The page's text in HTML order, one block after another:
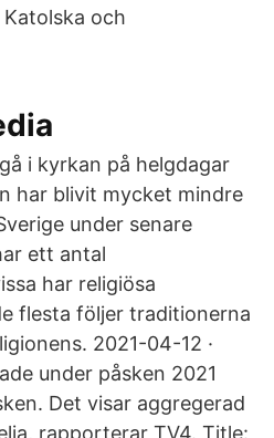
och
i kyrkan på helgdagar
har blivit mycket mindre
under senare
ett antal
har religiösa
flesta följer traditionerna
2021-04-12 ·
under påsken 2021
Det visar aggregerad
rapporterar TV4. Title: